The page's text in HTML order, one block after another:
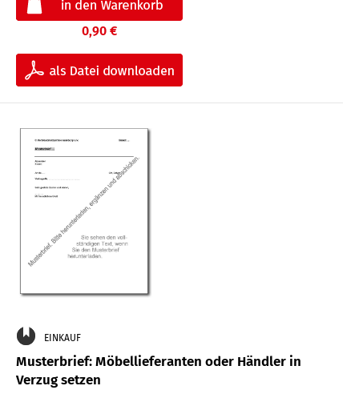
0,90 €
EINKAUF
Musterbrief: Möbellieferanten oder Händler in
Verzug setzen